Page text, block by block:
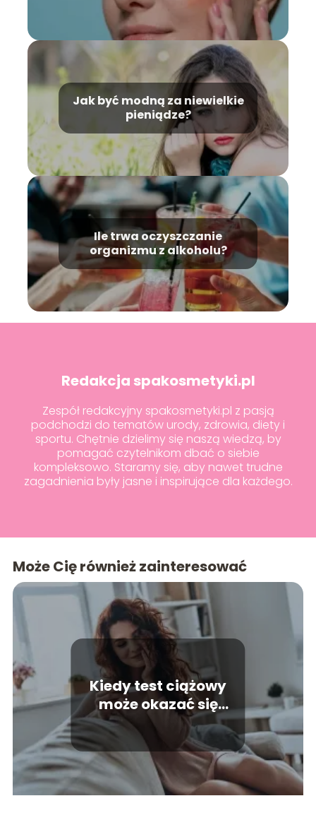
Jak być modną za niewielkie
pieniądze?
Ile trwa oczyszczanie
organizmu z alkoholu?
Redakcja spakosmetyki.pl
Zespół redakcyjny spakosmetyki.pl z pasją
podchodzi do tematów urody, zdrowia, diety i
sportu. Chętnie dzielimy się naszą wiedzą, by
pomagać czytelnikom dbać o siebie
kompleksowo. Staramy się, aby nawet trudne
zagadnienia były jasne i inspirujące dla każdego.
Może Cię również zainteresować
Kiedy test ciążowy
może okazać się
niewiarygodny?